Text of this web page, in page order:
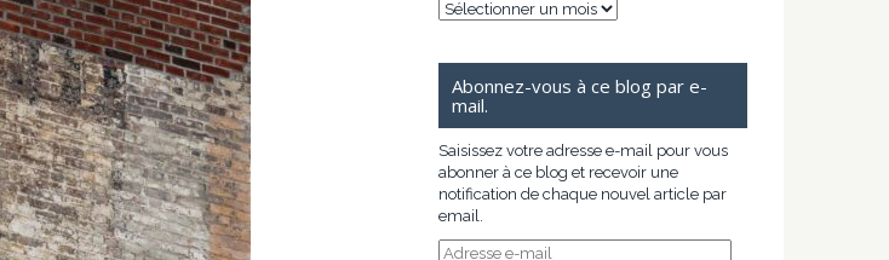
Archives
Abonnez-vous à ce blog par e-
mail.
Saisissez votre adresse e-mail pour vous
abonner à ce blog et recevoir une
notification de chaque nouvel article par
email.
Adresse